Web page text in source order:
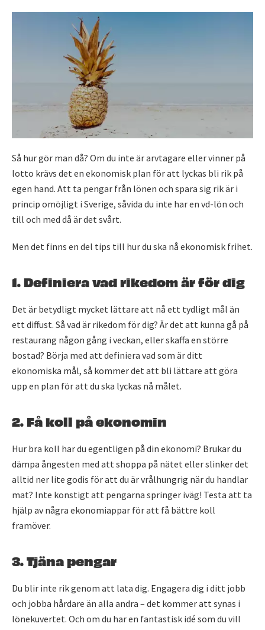
Så hur gör man då? Om du inte är arvtagare eller vinner på
lotto krävs det en ekonomisk plan för att lyckas bli rik på
egen hand. Att ta pengar från lönen och spara sig rik är i
princip omöjligt i Sverige, såvida du inte har en vd-lön och
till och med då är det svårt.
Men det finns en del tips till hur du ska nå ekonomisk frihet.
1. Definiera vad rikedom är för dig
Det är betydligt mycket lättare att nå ett tydligt mål än
ett diffust. Så vad är rikedom för dig? Är det att kunna gå på
restaurang någon gång i veckan, eller skaffa en större
bostad? Börja med att definiera vad som är ditt
ekonomiska mål, så kommer det att bli lättare att göra
upp en plan för att du ska lyckas nå målet.
2. Få koll på ekonomin
Hur bra koll har du egentligen på din ekonomi? Brukar du
dämpa ångesten med att shoppa på nätet eller slinker det
alltid ner lite godis för att du är vrålhungrig när du handlar
mat? Inte konstigt att pengarna springer iväg! Testa att ta
hjälp av några ekonomiappar för att få bättre koll
framöver.
3. Tjäna pengar
Du blir inte rik genom att lata dig. Engagera dig i ditt jobb
och jobba hårdare än alla andra – det kommer att synas i
lönekuvertet. Och om du har en fantastisk idé som du vill